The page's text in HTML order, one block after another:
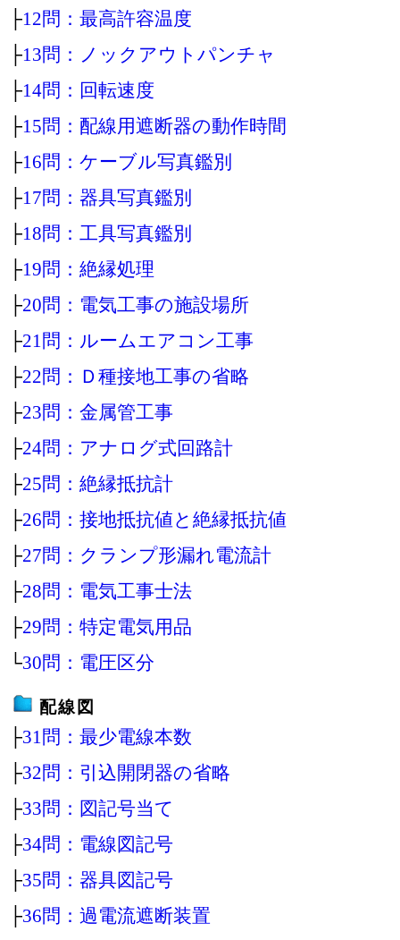
├12問：最高許容温度
├13問：ノックアウトパンチャ
├14問：回転速度
├15問：配線用遮断器の動作時間
├16問：ケーブル写真鑑別
├17問：器具写真鑑別
├18問：工具写真鑑別
├19問：絶縁処理
├20問：電気工事の施設場所
├21問：ルームエアコン工事
├22問：Ｄ種接地工事の省略
├23問：金属管工事
├24問：アナログ式回路計
├25問：絶縁抵抗計
├26問：接地抵抗値と絶縁抵抗値
├27問：クランプ形漏れ電流計
├28問：電気工事士法
├29問：特定電気用品
└30問：電圧区分
配線図
├31問：最少電線本数
├32問：引込開閉器の省略
├33問：図記号当て
├34問：電線図記号
├35問：器具図記号
├36問：過電流遮断装置